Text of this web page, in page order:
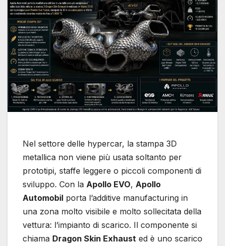
Nel settore delle hypercar, la stampa 3D
metallica non viene più usata soltanto per
prototipi, staffe leggere o piccoli componenti di
sviluppo. Con la Apollo EVO, Apollo
Automobil porta l’additive manufacturing in
una zona molto visibile e molto sollecitata della
vettura: l’impianto di scarico. Il componente si
chiama Dragon Skin Exhaust ed è uno scarico